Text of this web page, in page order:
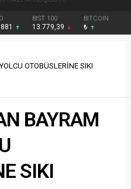
BIST 100
13.779,39
BITCOIN
₺
OTOBÜSLERİNE SIKI
BAYRAM
SIKI